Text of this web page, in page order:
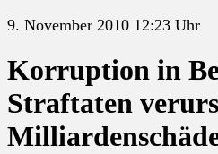
9. November 2010 12:23 Uhr
Korruption in
Straftaten